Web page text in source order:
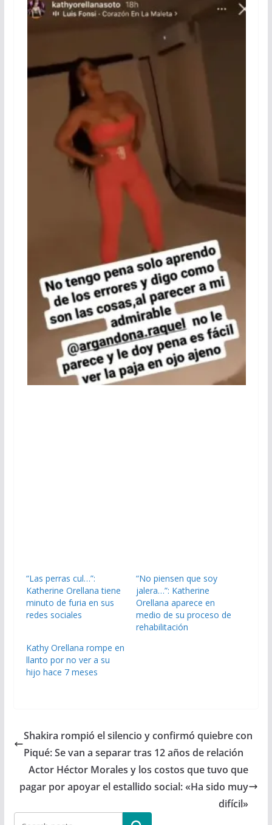
“Las perras cul…”:
Katherine Orellana tiene
minuto de furia en sus
redes sociales
“No piensen que soy
jalera…”: Katherine
Orellana aparece en
medio de su proceso de
rehabilitación
Kathy Orellana rompe en
llanto por no ver a su
hijo hace 7 meses
Shakira rompió el silencio y confirmó quiebre con
Piqué: Se van a separar tras 12 años de relación
Actor Héctor Morales y los costos que tuvo que
pagar por apoyar el estallido social: «Ha sido muy
difícil»